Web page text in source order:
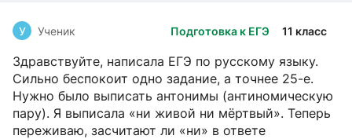
Подготовка к ЕГЭ 11 класс
У Ученик
Здравствуйте, написала ЕГЭ по русскому языку.
Сильно беспокоит одно задание, а точнее 25-е.
Нужно было выписать антонимы (антиномическую
пару). Я выписала «ни живой ни мёртвый». Теперь
переживаю, засчитают ли «ни» в ответе